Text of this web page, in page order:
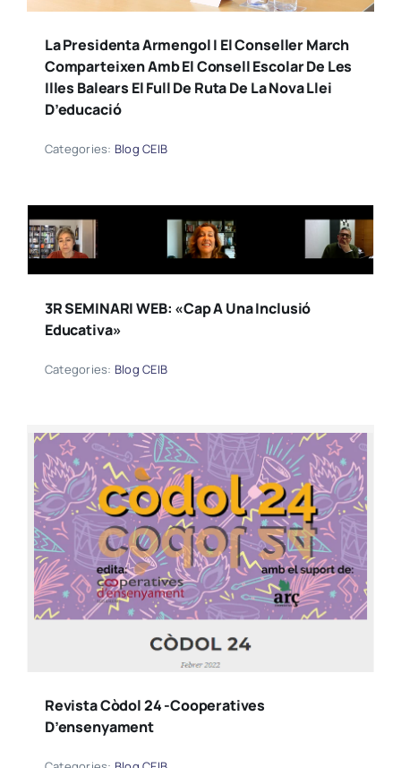
La Presidenta Armengol I El Conseller March
Comparteixen Amb El Consell Escolar De Les
Illes Balears El Full De Ruta De La Nova Llei
D’educació
Categories: Blog CEIB
3R SEMINARI WEB: «Cap A Una Inclusió
Educativa»
Categories: Blog CEIB
Revista Còdol 24 -Cooperatives
D’ensenyament